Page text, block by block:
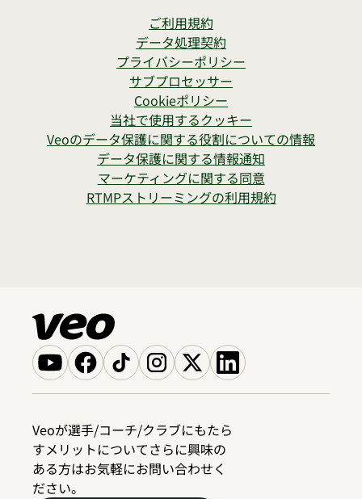
ご利用規約
データ処理契約
プライバシーポリシー
サブプロセッサー
Cookieポリシー
当社で使用するクッキー
Veoのデータ保護に関する役割についての情報
データ保護に関する情報通知
マーケティングに関する同意
RTMPストリーミングの利用規約
Veoが選手/コーチ/クラブにもたら
すメリットについてさらに興味の
ある方はお気軽にお問い合わせく
ださい。